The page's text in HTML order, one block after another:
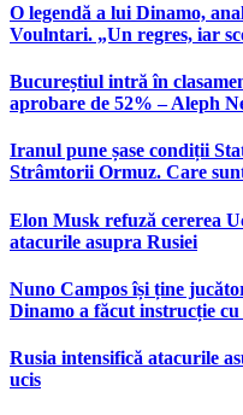
O legendă a lui Dinamo,
Voulntari. „Un regres, iar
Bucureștiul intră în
aprobare de 52% – Aleph
Iranul pune șase condiții
Strâmtorii Ormuz. Care
Elon Musk refuză cererea
atacurile asupra Rusiei
Nuno Campos își ține
Dinamo a făcut instrucție
Rusia intensifică atacurile
ucis